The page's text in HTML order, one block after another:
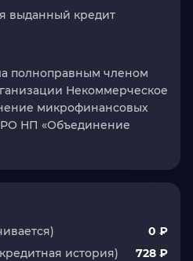
выданный кредит
полноправным членом
Некоммерческое
микрофинансовых
НП «Объединение
0 ₽
история)
728 ₽